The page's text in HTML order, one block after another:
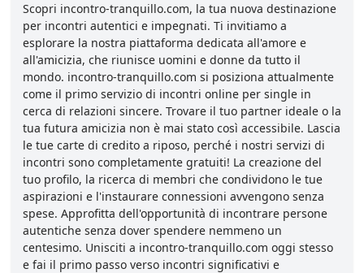
Scopri incontro-tranquillo.com, la tua nuova destinazione
per incontri autentici e impegnati. Ti invitiamo a
esplorare la nostra piattaforma dedicata all'amore e
all'amicizia, che riunisce uomini e donne da tutto il
mondo. incontro-tranquillo.com si posiziona attualmente
come il primo servizio di incontri online per single in
cerca di relazioni sincere. Trovare il tuo partner ideale o la
tua futura amicizia non è mai stato così accessibile. Lascia
le tue carte di credito a riposo, perché i nostri servizi di
incontri sono completamente gratuiti! La creazione del
tuo profilo, la ricerca di membri che condividono le tue
aspirazioni e l'instaurare connessioni avvengono senza
spese. Approfitta dell'opportunità di incontrare persone
autentiche senza dover spendere nemmeno un
centesimo. Unisciti a incontro-tranquillo.com oggi stesso
e fai il primo passo verso incontri significativi e